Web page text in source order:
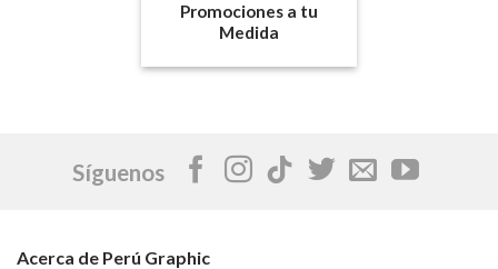
Promociones a tu
Medida
Síguenos
Acerca de Perú Graphic